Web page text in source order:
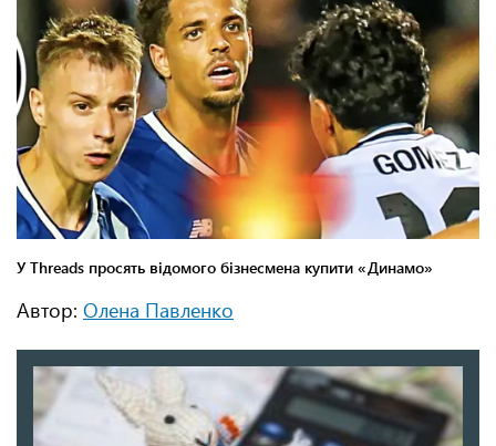
Автор: Олена Павленко